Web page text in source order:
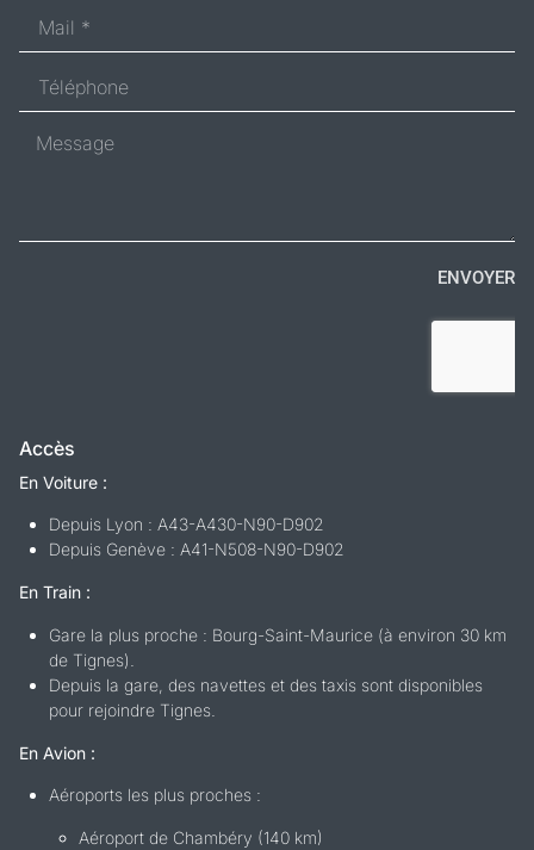
ENVOYER
Accès
En Voiture :
Depuis Lyon : A43-A430-N90-D902
Depuis Genève : A41-N508-N90-D902
En Train :
Gare la plus proche : Bourg-Saint-Maurice (à environ 30 km
de Tignes).
Depuis la gare, des navettes et des taxis sont disponibles
pour rejoindre Tignes.
En Avion :
Aéroports les plus proches :
Aéroport de Chambéry (140 km)